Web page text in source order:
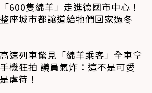
「600隻綿羊」走進德國市中心！
整座城市都讓道給牠們回家過冬
高速列車驚見「綿羊乘客」全車拿
手機狂拍 議員氣炸：這不是可愛
是虐待！